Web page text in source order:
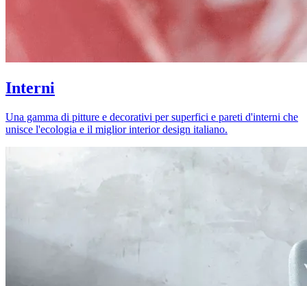
Interni
Una gamma di pitture e decorativi per superfici e pareti d'interni che
unisce l'ecologia e il miglior interior design italiano.